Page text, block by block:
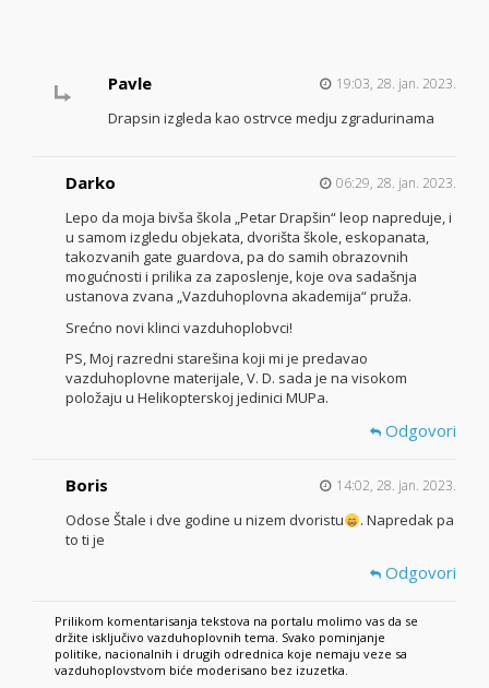
Pavle 19:03, 28. jan. 2023.
Drapsin izgleda kao ostrvce medju zgradurinama
Darko 06:29, 28. jan. 2023.
Lepo da moja bivša škola „Petar Drapšin“ leop napreduje, i
u samom izgledu objekata, dvorišta škole, eskopanata,
takozvanih gate guardova, pa do samih obrazovnih
mogućnosti i prilika za zaposlenje, koje ova sadašnja
ustanova zvana „Vazduhoplovna akademija“ pruža.
Srećno novi klinci vazduhoplobvci!
PS, Moj razredni starešina koji mi je predavao
vazduhoplovne materijale, V. D. sada je na visokom
položaju u Helikopterskoj jedinici MUPa.
Odgovori
Boris 14:02, 28. jan. 2023.
Odose Štale i dve godine u nizem dvoristu
. Napredak pa
to ti je
Odgovori
Prilikom komentarisanja tekstova na portalu molimo vas da se
držite isključivo vazduhoplovnih tema. Svako pominjanje
politike, nacionalnih i drugih odrednica koje nemaju veze sa
vazduhoplovstvom biće moderisano bez izuzetka.